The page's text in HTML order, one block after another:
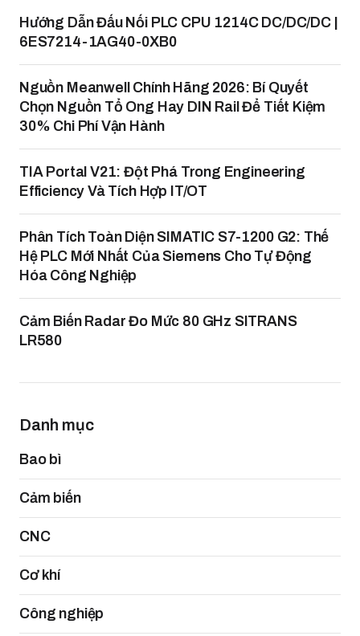
Hướng Dẫn Đấu Nối PLC CPU 1214C DC/DC/DC |
6ES7214-1AG40-0XB0
Nguồn Meanwell Chính Hãng 2026: Bí Quyết
Chọn Nguồn Tổ Ong Hay DIN Rail Để Tiết Kiệm
30% Chi Phí Vận Hành
TIA Portal V21: Đột Phá Trong Engineering
Efficiency Và Tích Hợp IT/OT
Phân Tích Toàn Diện SIMATIC S7-1200 G2: Thế
Hệ PLC Mới Nhất Của Siemens Cho Tự Động
Hóa Công Nghiệp
Cảm Biến Radar Đo Mức 80 GHz SITRANS
LR580
Danh mục
Bao bì
Cảm biến
CNC
Cơ khí
Công nghiệp